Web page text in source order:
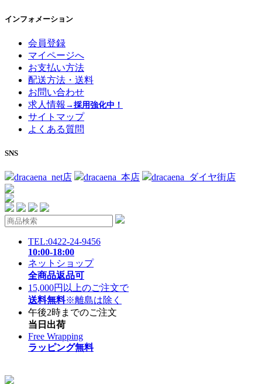
インフォメーション
会員登録
マイページへ
お支払い方法
配送方法・送料
お問い合わせ
求人情報 →採用強化中！
サイトマップ
よくある質問
SNS
dracaena_net店 dracaena_本店 dracaena_ダイヤ街店
TEL:0422-24-9456
10:00-18:00
ネットショップ
全商品返品可
15,000円以上のご注文で
送料無料※離島は除く
午後2時までのご注文
当日出荷
Free Wrapping
ラッピング無料